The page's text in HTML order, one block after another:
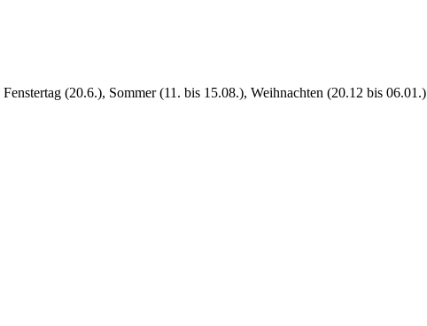
Fenstertag (20.6.), Sommer (11. bis 15.08.), Weihnachten (20.12 bis 06.01.)